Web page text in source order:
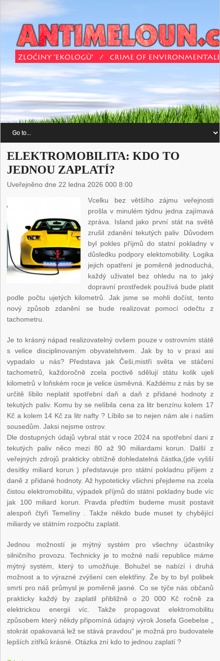
ELEKTROMOBILITA: KDO TO
JEDNOU ZAPLATÍ?
Uveřejněno dne 22 ledna 2026 000 8:00
Vcelku bez většího zájmu veřejnosti
prošla v minulém týdnu jedna zajímavá
zpráva. Island jako první stát na světě
zrušil zdanění tekutých paliv. Důvodem
byl pokles příjmů do statní pokladny v
důsledku podpory elektomobility. Logika
jejich opatření je poměrně jednoduchá,
každý uživatel bez ohledu na to jaký
dopravní prostředek používá bude platit
podle počtu ujetých kilometrů. Jak jsme se mohli dočíst, tento
nový způsob zdanění se bude realizovat pomocí odečtu z
tachometru.
Je to krásný nápad realizovatelný ovšem pouze v ostrovním státě
s velice disciplinovaným obyvatelstvem. Jak by to v praxi asi
vypadalo u nás? Představa jak Češi,mistři světa ve stáčení
tachometrů, každoročně zcela poctivě sdělují státu kolik ujeli
kilometrů v loňském roce je velice úsměvná. Každému z nás by se
určitě líbilo neplatit spotřební daň a daň z přidané hodnoty z
tekutých paliv. Komu by se nelíbila cena za litr benzínu kolem 17
Kč a kolem 14 Kč za litr nafty ? Líbilo se to nejen nám ale i našim
sousedům. Jaksi nejsme ostrov.
Dle dostupných údajů vybral stát v roce 2024 na spotřební dani z
tekutých paliv něco mezi 80 až 90 miliardami korun. Další z
veřejných zdrojů prakticky obtížně dohledatelná částka,(jde vyšší
desítky miliard korun ) představuje pro státní pokladnu příjem z
daně z přidané hodnoty. Až hypoteticky všichni přejdeme na zcela
čistou elektromobilitu, výpadek příjmů do státní pokladny bude víc
jak 100 miliard korun. Pravda předtím budeme musit postavit
alespoň čtyři Temelíny . Takže někdo bude muset ty chybějící
miliardy ve státním rozpočtu zaplatit.
Jednou možností je mýtný systém pro všechny účastníky
silničního provozu. Technicky je to možné naši republice máme
mýtný systém, který to umožňuje. Bohužel se nabízí i druhá
možnost a to výrazné zvýšení cen elektřiny. Že by to byl polibek
smrti pro náš průmysl je poměrně jasné. Co se týče nás občanů
prakticky každý by zaplatil přibližně o 20 000 Kč ročně za
elektrickou energii víc. Takže propagovat elektromobilitu
způsobem který někdy připomíná údajný výrok Josefa Goebelse „
stokrát opakovaná lež se stává pravdou“ je možná pro budovatele
lepších zítřků krásné. Otázka zní kdo to jednou zaplatí ?